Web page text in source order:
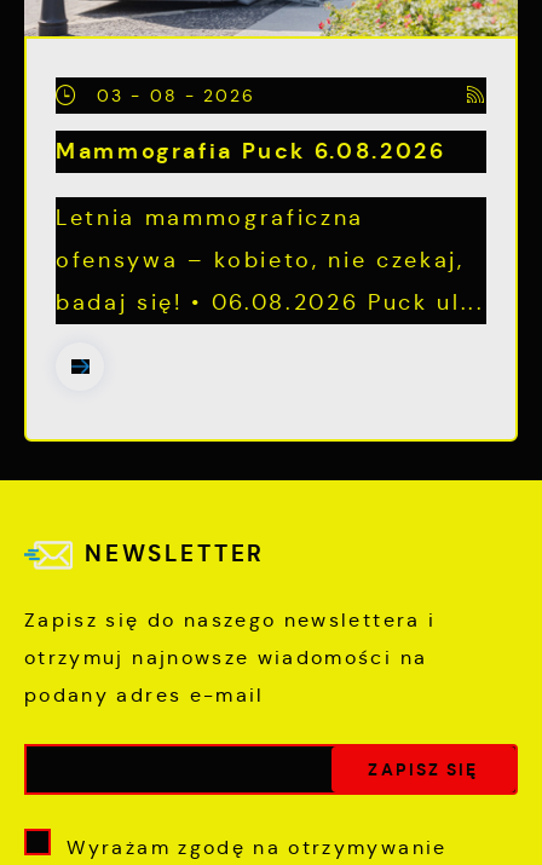
03 - 08 - 2026
Mammografia Puck 6.08.2026
Letnia mammograficzna
ofensywa – kobieto, nie czekaj,
badaj się! • 06.08.2026 Puck ul...
NEWSLETTER
Zapisz się do naszego newslettera i
otrzymuj najnowsze wiadomości na
podany adres e-mail
Wyrażam zgodę na otrzymywanie